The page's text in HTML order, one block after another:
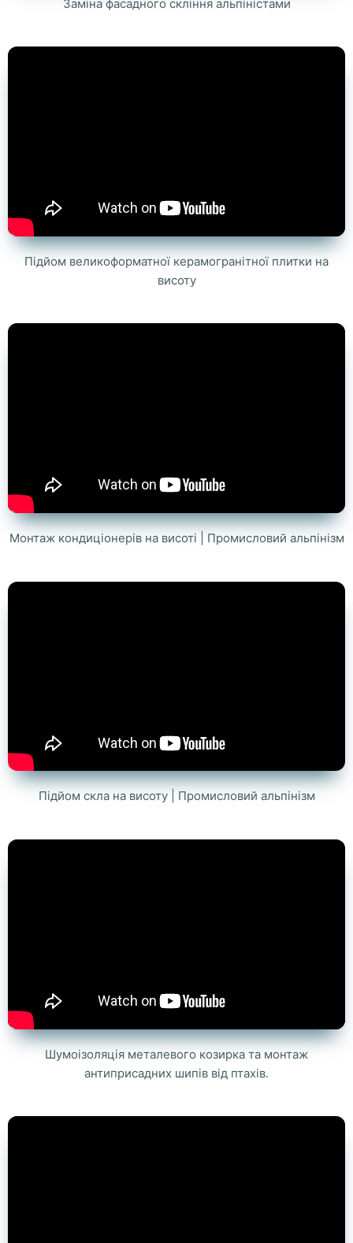
Заміна фасадного скління альпіністами
Підйом великоформатної керамогранітної плитки на
висоту
Монтаж кондиціонерів на висоті | Промисловий альпінізм
Підйом скла на висоту | Промисловий альпінізм
Шумоізоляція металевого козирка та монтаж
антиприсадних шипів від птахів.